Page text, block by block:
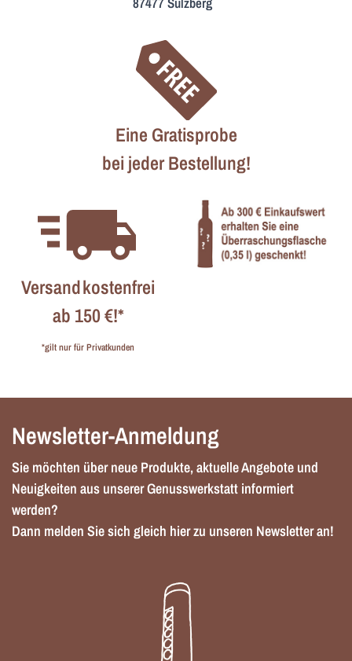
Eine Gratisprobe
bei jeder Bestellung!
Versandkostenfrei
ab 150 €!*
*gilt nur für Privatkunden
Newsletter-Anmeldung
Sie möchten über neue Produkte, aktuelle Angebote und
Neuigkeiten aus unserer Genusswerkstatt informiert
werden?
Dann melden Sie sich gleich hier zu unseren Newsletter an!